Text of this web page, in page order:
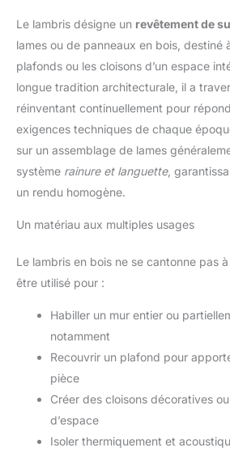
Le lambris désigne un revêtement de
lames ou de panneaux en bois, destiné
plafonds ou les cloisons d’un espace
longue tradition architecturale, il a
réinventant continuellement pour
exigences techniques de chaque
sur un assemblage de lames
système rainure et languette,
un rendu homogène.
Un matériau aux multiples usages
Le lambris en bois ne se cantonne pas
être utilisé pour :
Habiller un mur entier ou
notamment
Recouvrir un plafond pour
pièce
Créer des cloisons décoratives
d’espace
Isoler thermiquement et